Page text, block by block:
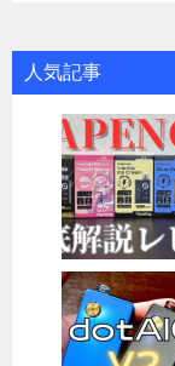
人気記事